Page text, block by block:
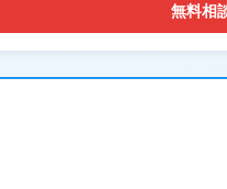
無料相